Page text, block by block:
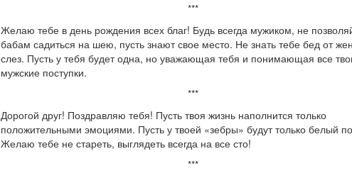
***
Желаю тебе в день рождения всех благ! Будь всегда мужиком, не
бабам садиться на шею, пусть знают свое место. Не знать тебе бед от
слез. Пусть у тебя будет одна, но уважающая тебя и понимающая все
мужские поступки.
***
Дорогой друг! Поздравляю тебя! Пусть твоя жизнь наполнится только
положительными эмоциями. Пусть у твоей «зебры» будут только белый
Желаю тебе не стареть, выглядеть всегда на все сто!
***